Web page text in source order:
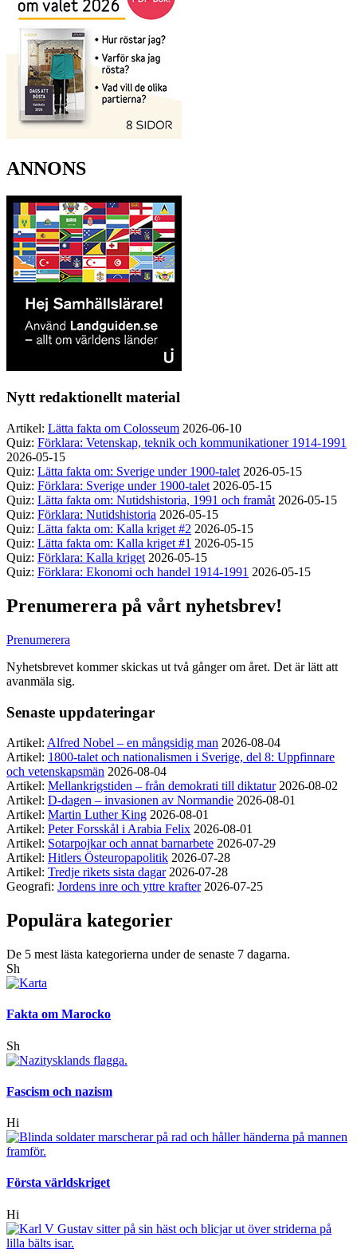
ANNONS
Nytt redaktionellt material
Artikel: Lätta fakta om Colosseum 2026-06-10
Quiz: Förklara: Vetenskap, teknik och kommunikationer 1914-1991
2026-05-15
Quiz: Lätta fakta om: Sverige under 1900-talet 2026-05-15
Quiz: Förklara: Sverige under 1900-talet 2026-05-15
Quiz: Lätta fakta om: Nutidshistoria, 1991 och framåt 2026-05-15
Quiz: Förklara: Nutidshistoria 2026-05-15
Quiz: Lätta fakta om: Kalla kriget #2 2026-05-15
Quiz: Lätta fakta om: Kalla kriget #1 2026-05-15
Quiz: Förklara: Kalla kriget 2026-05-15
Quiz: Förklara: Ekonomi och handel 1914-1991 2026-05-15
Prenumerera på vårt nyhetsbrev!
Prenumerera
Nyhetsbrevet kommer skickas ut två gånger om året. Det är lätt att
avanmäla sig.
Senaste uppdateringar
Artikel: Alfred Nobel – en mångsidig man 2026-08-04
Artikel: 1800-talet och nationalismen i Sverige, del 8: Uppfinnare
och vetenskapsmän 2026-08-04
Artikel: Mellankrigstiden – från demokrati till diktatur 2026-08-02
Artikel: D-dagen – invasionen av Normandie 2026-08-01
Artikel: Martin Luther King 2026-08-01
Artikel: Peter Forsskål i Arabia Felix 2026-08-01
Artikel: Sotarpojkar och annat barnarbete 2026-07-29
Artikel: Hitlers Östeuropapolitik 2026-07-28
Artikel: Tredje rikets sista dagar 2026-07-28
Geografi: Jordens inre och yttre krafter 2026-07-25
Populära kategorier
De 5 mest lästa kategorierna under de senaste 7 dagarna.
Sh
Fakta om Marocko
Sh
Fascism och nazism
Hi
Första världskriget
Hi